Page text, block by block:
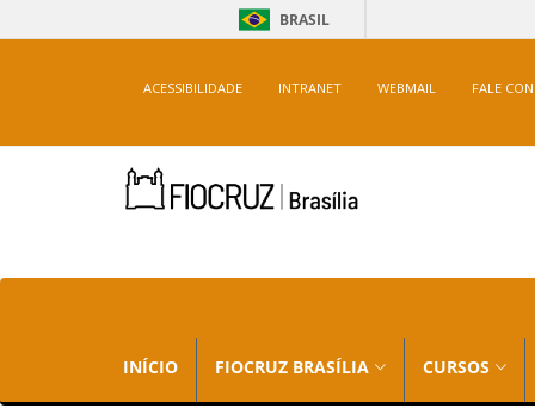
BRASIL
ACESSIBILIDADE INTRANET WEBMAIL FALE
INÍCIO FIOCRUZ BRASÍLIA CURSOS